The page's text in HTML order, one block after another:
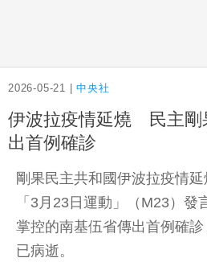
2026-05-21 |中央社
伊波拉疫情延燒 民主剛
出首例確診
剛果民主共和國伊波拉疫情
「3月23日運動」（M23）
掌控的南基伍省傳出首例確
已病逝。